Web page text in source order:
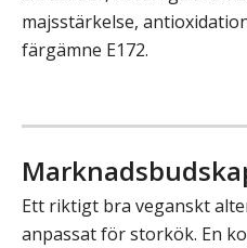
majsstärkelse,
färgämne E172.
Ett riktigt bra veganskt
anpassat för storkök. En